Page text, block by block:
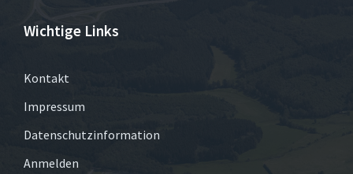
Wichtige Links
Kontakt
Impressum
Datenschutzinformation
Anmelden